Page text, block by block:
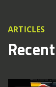
ARTICLES